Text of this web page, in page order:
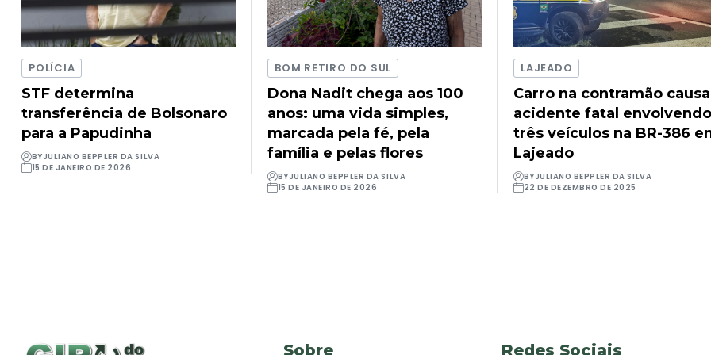
POLÍCIA
STF determina
transferência de Bolsonaro
para a Papudinha
BYJULIANO BEPPLER DA SILVA
15 DE JANEIRO DE 2026
BOM RETIRO DO SUL
Dona Nadit chega aos 100
anos: uma vida simples,
marcada pela fé, pela
família e pelas flores
BYJULIANO BEPPLER DA SILVA
15 DE JANEIRO DE 2026
LAJEADO
Carro na contramão causa
acidente fatal
três veículos na BR-386
Lajeado
BYJULIANO BEPPLER DA SILVA
22 DE DEZEMBRO DE 2025
Sobre Redes Sociais